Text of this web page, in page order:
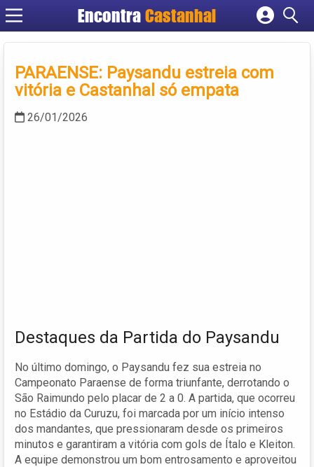
EncontraCastanhal
Cadastrar empresa
Criar conta
PARAENSE: Paysandu estreia com
vitória e Castanhal só empata
26/01/2026
Destaques da Partida do Paysandu
No último domingo, o Paysandu fez sua estreia no
Campeonato Paraense de forma triunfante, derrotando o
São Raimundo pelo placar de 2 a 0. A partida, que ocorreu
no Estádio da Curuzu, foi marcada por um início intenso
dos mandantes, que pressionaram desde os primeiros
minutos e garantiram a vitória com gols de Ítalo e Kleiton.
A equipe demonstrou um bom entrosamento e aproveitou